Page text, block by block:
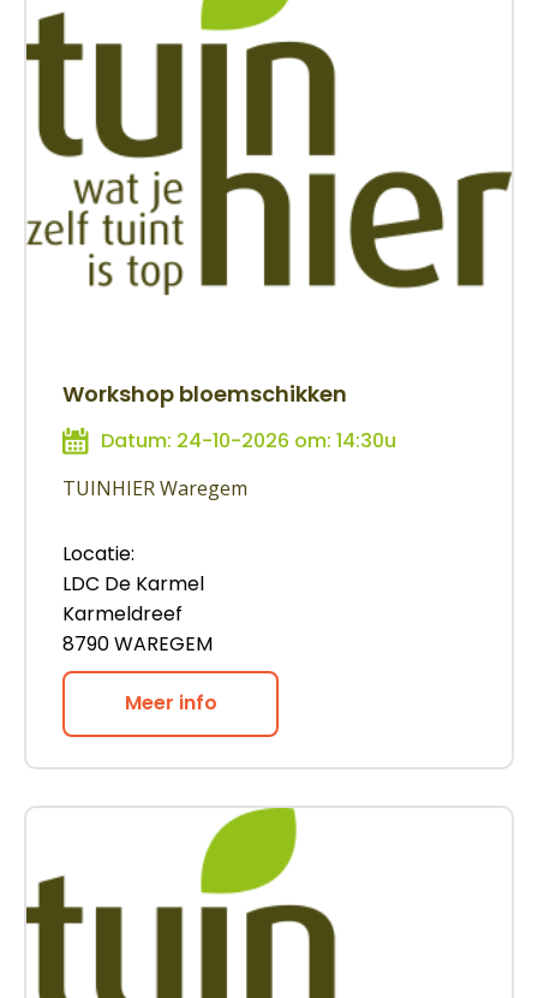
Workshop bloemschikken
Datum: 24-10-2026 om: 14:30u
TUINHIER Waregem
Locatie:
LDC De Karmel
Karmeldreef
8790 WAREGEM
Meer info